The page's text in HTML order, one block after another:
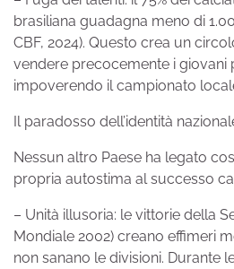
brasiliana guadagna meno di
CBF, 2024). Questo crea un
vendere precocemente i giovani
impoverendo il campionato
Il paradosso dell’identità
Nessun altro Paese ha legato
propria autostima al successo
– Unità illusoria: le vittorie della
Mondiale 2002) creano effimeri
non sanano le divisioni. Durante